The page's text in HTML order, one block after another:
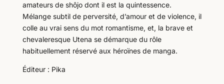
amateurs de shôjo dont il est la quintessence.
Mélange subtil de perversité, d’amour et de violence, il
colle au vrai sens du mot romantisme, et, la brave et
chevaleresque Utena se démarque du rôle
habituellement réservé aux héroïnes de manga.
Éditeur : Pika